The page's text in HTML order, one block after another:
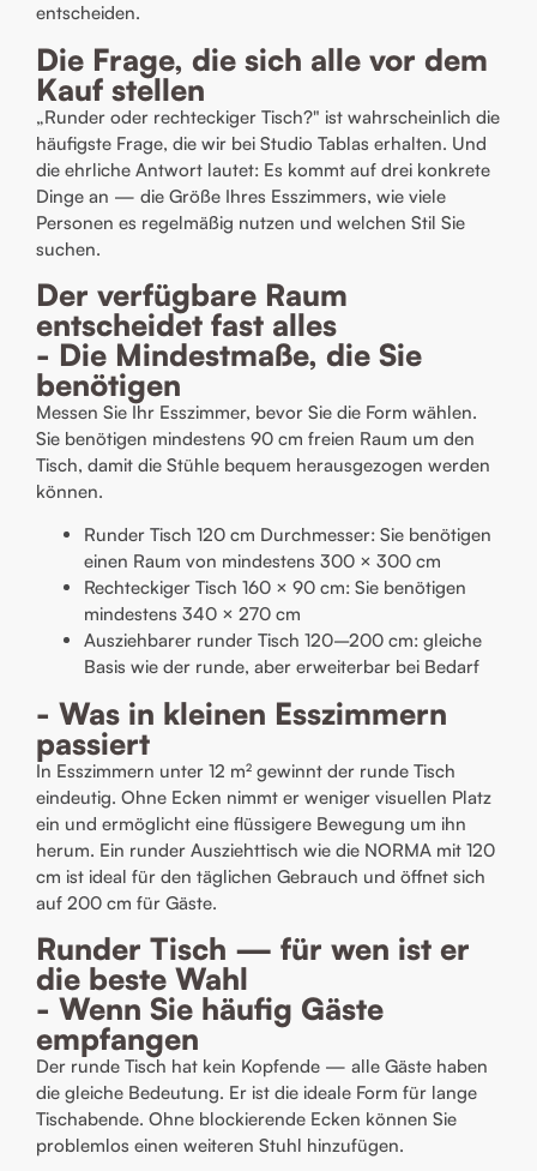
entscheiden.
Die Frage, die sich alle vor dem
Kauf stellen
„Runder oder rechteckiger Tisch?" ist wahrscheinlich die
häufigste Frage, die wir bei Studio Tablas erhalten. Und
die ehrliche Antwort lautet: Es kommt auf drei konkrete
Dinge an — die Größe Ihres Esszimmers, wie viele
Personen es regelmäßig nutzen und welchen Stil Sie
suchen.
Der verfügbare Raum
entscheidet fast alles
- Die Mindestmaße, die Sie
benötigen
Messen Sie Ihr Esszimmer, bevor Sie die Form wählen.
Sie benötigen mindestens 90 cm freien Raum um den
Tisch, damit die Stühle bequem herausgezogen werden
können.
Runder Tisch 120 cm Durchmesser: Sie benötigen
einen Raum von mindestens 300 × 300 cm
Rechteckiger Tisch 160 × 90 cm: Sie benötigen
mindestens 340 × 270 cm
Ausziehbarer runder Tisch 120–200 cm: gleiche
Basis wie der runde, aber erweiterbar bei Bedarf
- Was in kleinen Esszimmern
passiert
In Esszimmern unter 12 m² gewinnt der runde Tisch
eindeutig. Ohne Ecken nimmt er weniger visuellen Platz
ein und ermöglicht eine flüssigere Bewegung um ihn
herum. Ein runder Ausziehttisch wie die NORMA mit 120
cm ist ideal für den täglichen Gebrauch und öffnet sich
auf 200 cm für Gäste.
Runder Tisch — für wen ist er
die beste Wahl
- Wenn Sie häufig Gäste
empfangen
Der runde Tisch hat kein Kopfende — alle Gäste haben
die gleiche Bedeutung. Er ist die ideale Form für lange
Tischabende. Ohne blockierende Ecken können Sie
problemlos einen weiteren Stuhl hinzufügen.